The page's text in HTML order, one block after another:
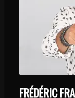
FRÉDÉRIC